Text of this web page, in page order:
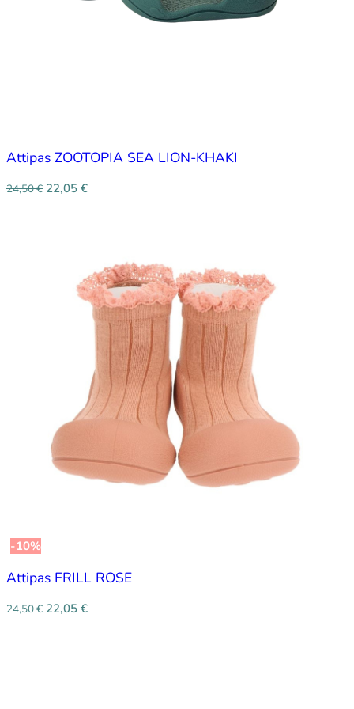
Attipas ZOOTOPIA SEA LION-KHAKI
24,50€ 22,05 €
-10%
Attipas FRILL ROSE
24,50€ 22,05 €